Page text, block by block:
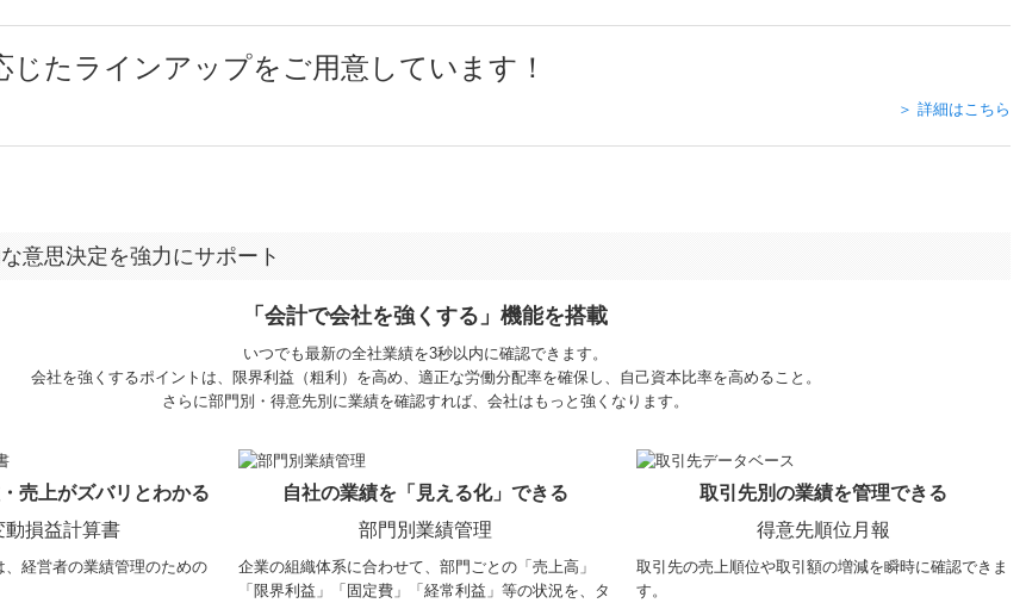
じたラインアップをご⽤意しています！
＞ 詳細はこちら
意思決定を強力にサポート
「会計で会社を強くする」機能を搭載
いつでも最新の全社業績を3秒以内に確認できます。
会社を強くするポイントは、限界利益（粗利）を高め、適正な労働分配率を確保し、自己資本比率を高めること。
さらに部門別・得意先別に業績を確認すれば、会社はもっと強くなります。
売上がズバリとわかる
動損益計算書
経営者の業績管理のための
自社の業績を「見える化」できる
部門別業績管理
企業の組織体系に合わせて、部門ごとの「売上高」
「限界利益」「固定費」「経常利益」等の状況を、タ
取引先別の業績を管理できる
得意先順位月報
取引先の売上順位や取引額の増減を瞬時に確認できま
す。